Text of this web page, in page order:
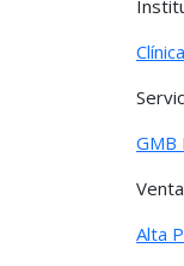
GMB
Alta